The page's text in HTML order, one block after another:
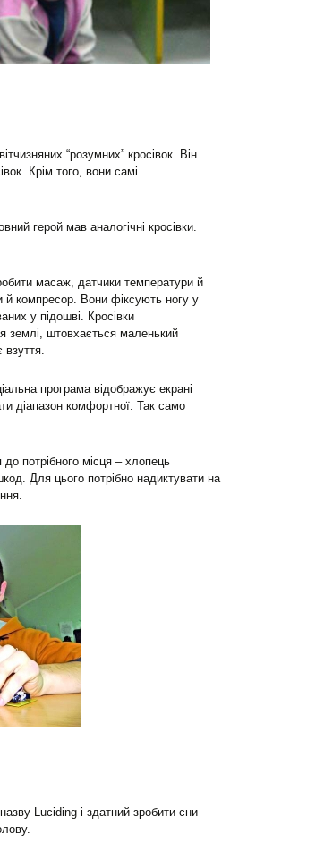
“розумних” кросівок. Він
Крім того, вони самі
герой мав аналогічні кросівки.
масаж, датчики температури й
й компресор. Вони фіксують ногу у
у підошві. Кросівки
землі, штовхається маленький
програма відображує екрані
діапазон комфортної. Так само
до потрібного місця – хлопець
Для цього потрібно надиктувати на
Luciding і здатний зробити сни